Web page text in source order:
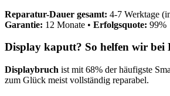
Reparatur-Dauer gesamt: 4-7 Werktage
Garantie: 12 Monate • Erfolgsquote: 99%
Display kaputt? So helfen wir bei
Displaybruch ist mit 68% der häufigste
zum Glück meist vollständig reparabel.